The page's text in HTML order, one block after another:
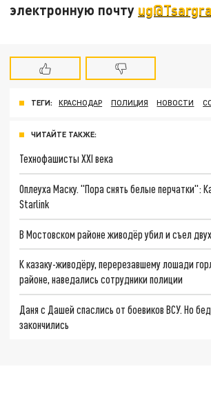
электронную почту
ТЕГИ: КРАСНОДАР ПОЛИЦИЯ НОВОСТИ
ЧИТАЙТЕ ТАКЖЕ:
Технофашисты XXI века
Оплеуха Маску. "Пора снять белые перчатки":
Starlink
В Мостовском районе живодёр убил и съел
К казаку-живодёру, перерезавшему лошади
районе, наведались сотрудники полиции
Даня с Дашей спаслись от боевиков ВСУ. Но
закончились